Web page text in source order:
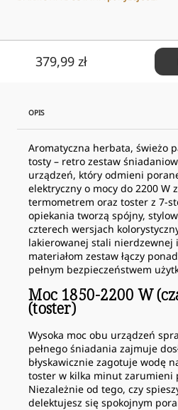
Cena
379,99 zł
OPIS
Aromatyczna herbata, świeżo
tosty – retro zestaw
urządzeń, który odmieni
elektryczny o mocy do 2200 W
termometrem oraz toster z 7-
opiekania tworzą spójny,
czterech wersjach
lakierowanej stali nierdzewnej
materiałom zestaw łączy
pełnym bezpieczeństwem
Moc 1850-2200 W
(toster)
Wysoka moc obu urządzeń
pełnego śniadania zajmuje
błyskawicznie zagotuje wodę
toster w kilka minut zarumieni
Niezależnie od tego, czy
delektujesz się spokojnym